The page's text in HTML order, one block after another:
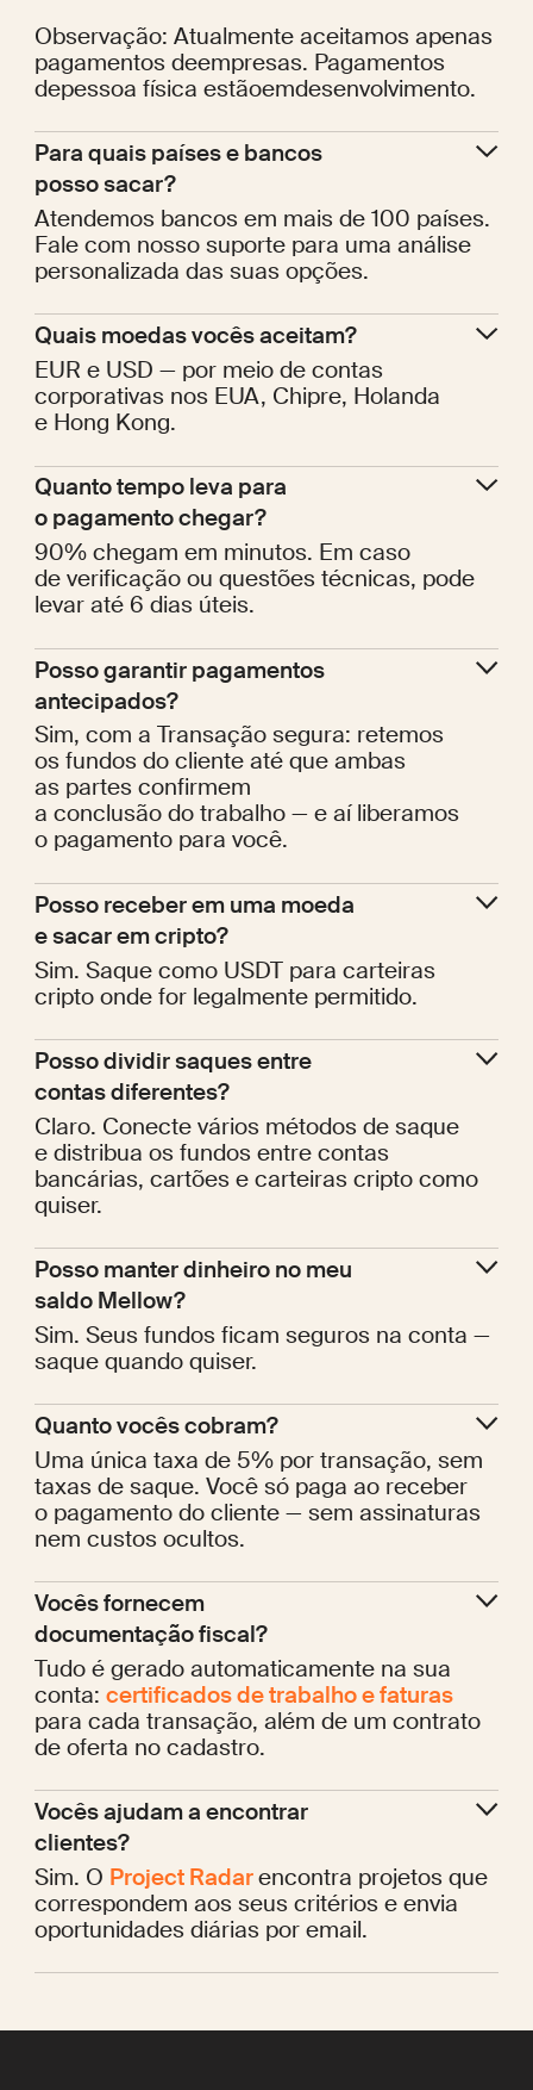
Observação: Atualmente aceitamos apenas
pagamentos deempresas. Pagamentos
depessoa física estãoemdesenvolvimento.
Para quais países e bancos
posso sacar?
Atendemos bancos em mais de 100 países.
Fale com nosso suporte para uma análise
personalizada das suas opções.
Quais moedas vocês aceitam?
EUR e USD — por meio de contas
corporativas nos EUA, Chipre, Holanda
e Hong Kong.
Quanto tempo leva para
o pagamento chegar?
90% chegam em minutos. Em caso
de verificação ou questões técnicas, pode
levar até 6 dias úteis.
Posso garantir pagamentos
antecipados?
Sim, com a Transação segura: retemos
os fundos do cliente até que ambas
as partes confirmem
a conclusão do trabalho — e aí liberamos
o pagamento para você.
Posso receber em uma moeda
e sacar em cripto?
Sim. Saque como USDT para carteiras
cripto onde for legalmente permitido.
Posso dividir saques entre
contas diferentes?
Claro. Conecte vários métodos de saque
e distribua os fundos entre contas
bancárias, cartões e carteiras cripto como
quiser.
Posso manter dinheiro no meu
saldo Mellow?
Sim. Seus fundos ficam seguros na conta —
saque quando quiser.
Quanto vocês cobram?
Uma única taxa de 5% por transação, sem
taxas de saque. Você só paga ao receber
o pagamento do cliente — sem assinaturas
nem custos ocultos.
Vocês fornecem
documentação fiscal?
Tudo é gerado automaticamente na sua
conta: certificados de trabalho e faturas
para cada transação, além de um contrato
de oferta no cadastro.
Vocês ajudam a encontrar
clientes?
Sim. O Project Radarencontra projetos que
correspondem aos seus critérios e envia
oportunidades diárias por email.